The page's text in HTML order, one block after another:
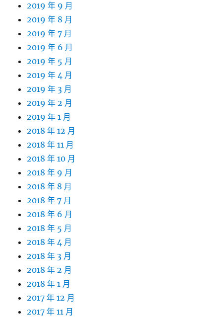
2019 年 9 月
2019 年 8 月
2019 年 7 月
2019 年 6 月
2019 年 5 月
2019 年 4 月
2019 年 3 月
2019 年 2 月
2019 年 1 月
2018 年 12 月
2018 年 11 月
2018 年 10 月
2018 年 9 月
2018 年 8 月
2018 年 7 月
2018 年 6 月
2018 年 5 月
2018 年 4 月
2018 年 3 月
2018 年 2 月
2018 年 1 月
2017 年 12 月
2017 年 11 月